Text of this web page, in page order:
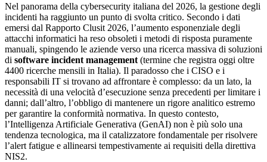
Nel panorama della cybersecurity italiana del 2026, la gestione degli
incidenti ha raggiunto un punto di svolta critico. Secondo i dati
emersi dal Rapporto Clusit 2026, l’aumento esponenziale degli
attacchi informatici ha reso obsoleti i metodi di risposta puramente
manuali, spingendo le aziende verso una ricerca massiva di soluzioni
di software incident management (termine che registra oggi oltre
4400 ricerche mensili in Italia). Il paradosso che i CISO e i
responsabili IT si trovano ad affrontare è complesso: da un lato, la
necessità di una velocità d’esecuzione senza precedenti per limitare i
danni; dall’altro, l’obbligo di mantenere un rigore analitico estremo
per garantire la conformità normativa. In questo contesto,
l’Intelligenza Artificiale Generativa (GenAI) non è più solo una
tendenza tecnologica, ma il catalizzatore fondamentale per risolvere
l’alert fatigue e allinearsi tempestivamente ai requisiti della direttiva
NIS2.